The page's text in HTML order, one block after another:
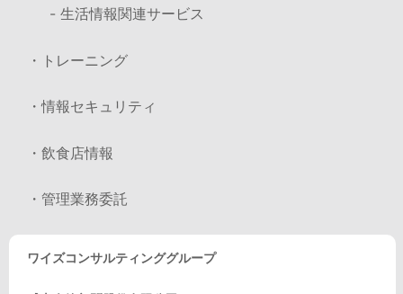
- 生活情報関連サービス
・トレーニング
・情報セキュリティ
・飲食店情報
・管理業務委託
ワイズコンサルティンググループ